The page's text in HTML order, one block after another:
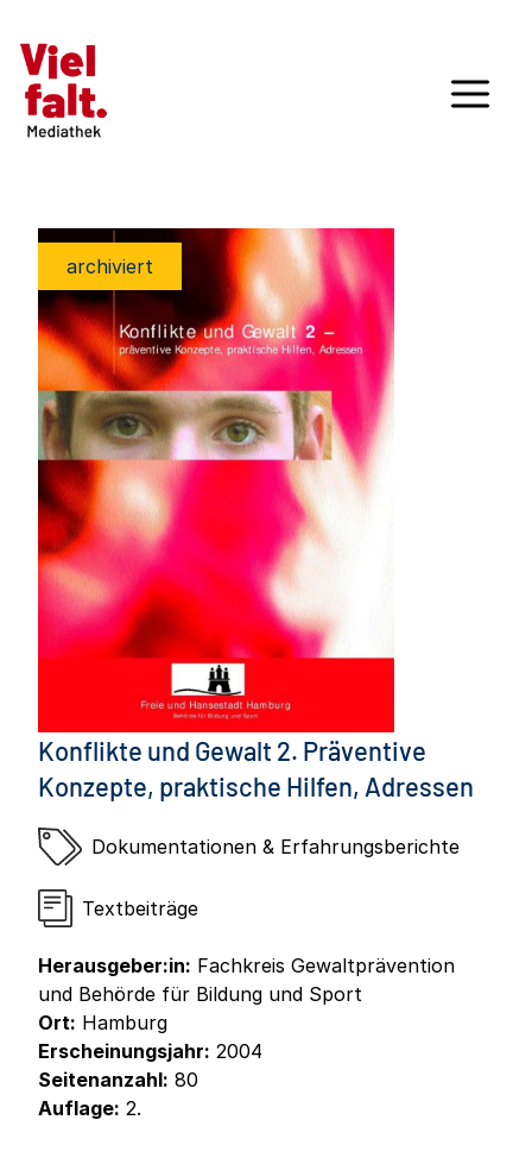
archiviert
Konflikte und Gewalt 2. Präventive
Konzepte, praktische Hilfen, Adressen
Dokumentationen & Erfahrungsberichte
Textbeiträge
Herausgeber:in: Fachkreis Gewaltprävention
und Behörde für Bildung und Sport
Ort: Hamburg
Erscheinungsjahr: 2004
Seitenanzahl: 80
Auflage: 2.